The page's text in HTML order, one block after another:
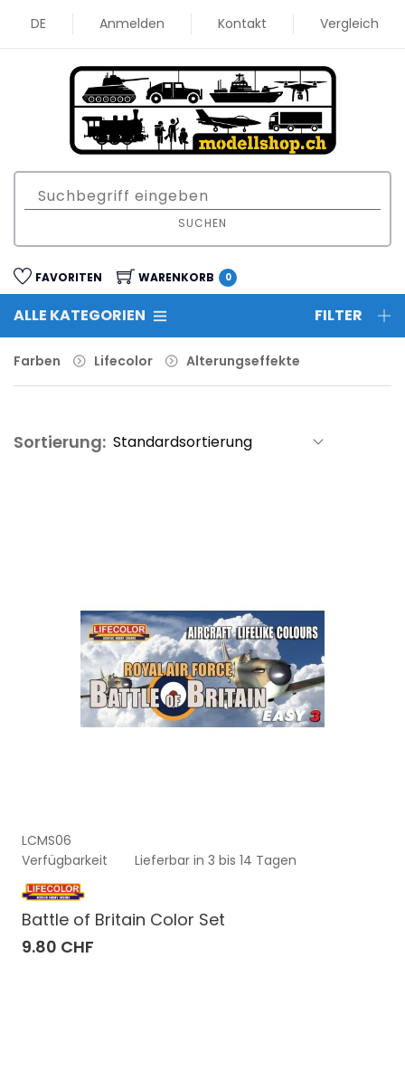
DE Anmelden Kontakt Vergleich
SUCHEN
FAVORITEN WARENKORB 0
ALLE KATEGORIEN FILTER
Farben Lifecolor Alterungseffekte
Sortierung:
LCMS06
Verfügbarkeit
Lieferbar in 3 bis 14 Tagen
Battle of Britain Color Set
9.80 CHF